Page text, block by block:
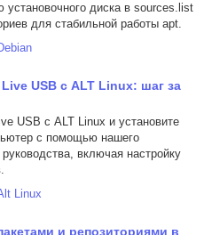
установочного диска в sources.list
для стабильной работы apt.
USB с ALT Linux: шаг за
USB с ALT Linux и установите
с помощью нашего
руководства, включая настройку
Linux
и репозиториями в